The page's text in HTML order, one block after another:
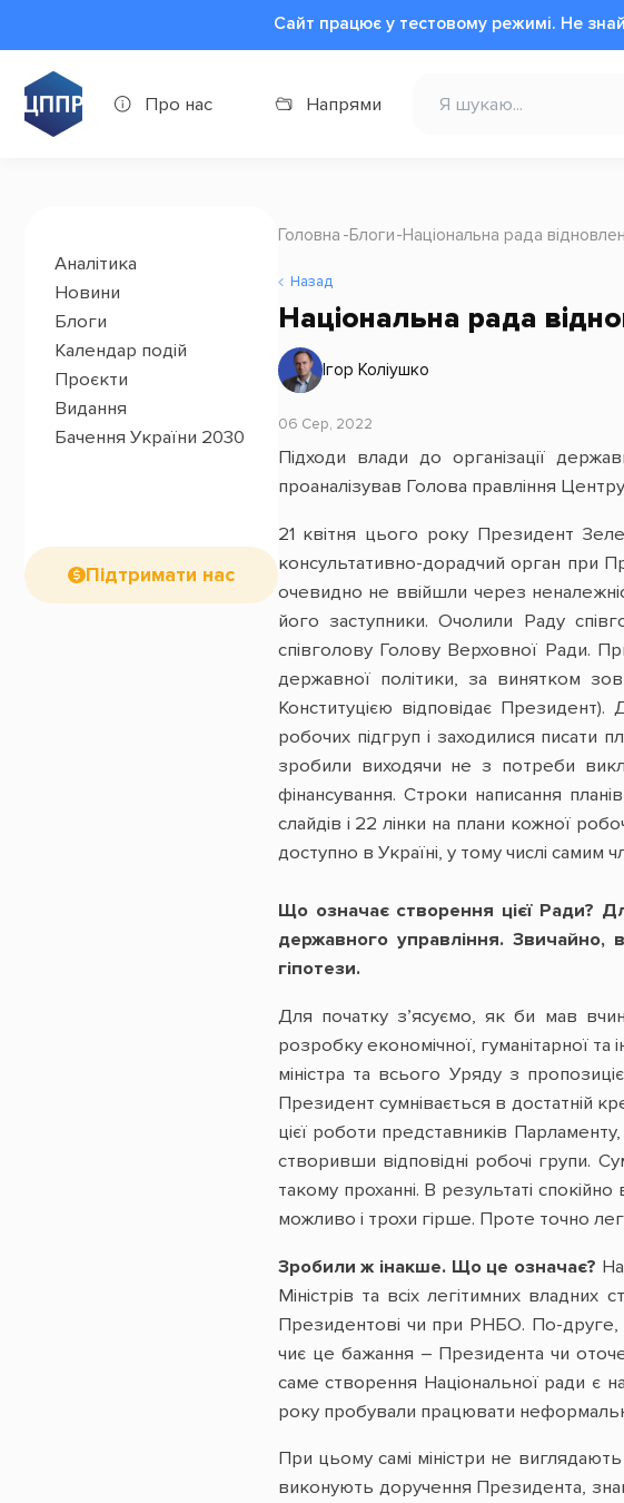
Сайт працює у тестовому режимі. Не
Про нас Напрями
Аналітика
Новини
Блоги
Календар подій
Проєкти
Видання
Бачення України 2030
Підтримати нас
Головна Блоги Національна рада
Назад
Національна рада
Ігор Коліушко
06 Сер, 2022
Підходи влади до організації
проаналізував Голова правління
21 квітня цього року Президент
консультативно-дорадчий орган при
очевидно не ввійшли через
його заступники. Очолили Раду
співголову Голову Верховної Ради.
державної політики, за винятком
Конституцією відповідає
робочих підгруп і заходилися писати
зробили виходячи не з потреби
фінансування. Строки написання
слайдів і 22 лінки на плани кожної
доступно в Україні, у тому числі самим
Що означає створення цієї Ради?
державного управління. Звичайно,
гіпотези.
Для початку з’ясуємо, як би мав
розробку економічної, гуманітарної та
міністра та всього Уряду з
Президент сумнівається в достатній
цієї роботи представників
створивши відповідні робочі групи.
такому проханні. В результаті
можливо і трохи гірше. Проте точно
Зробили ж інакше. Що це означає?
Міністрів та всіх легітимних
Президентові чи при РНБО. По-друге,
чиє це бажання – Президента чи
саме створення Національної ради є
року пробували працювати
При цьому самі міністри не
виконують доручення Президента,